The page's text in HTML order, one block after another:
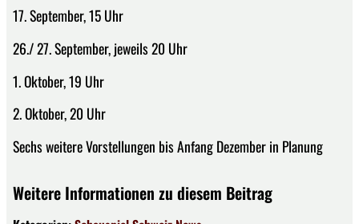
17. September, 15 Uhr
26./ 27. September, jeweils 20 Uhr
1. Oktober, 19 Uhr
2. Oktober, 20 Uhr
Sechs weitere Vorstellungen bis Anfang Dezember in Planung
Weitere Informationen zu diesem Beitrag